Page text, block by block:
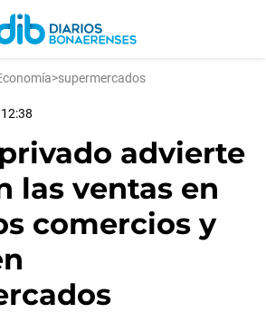
>supermercados
advierte
las ventas en
comercios y